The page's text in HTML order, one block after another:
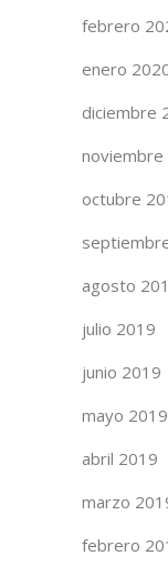
febrero
enero
diciembre
noviembre
octubre
agosto
julio 2019
junio 2019
mayo 2019
abril 2019
marzo
febrero